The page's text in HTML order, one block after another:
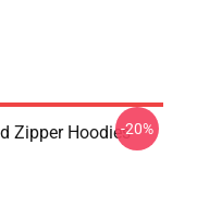
Zipper Hoodies-20%